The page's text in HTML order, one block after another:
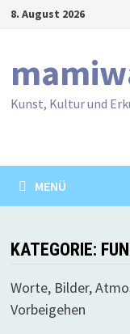
Zum8. August 2026
Kunst, Kultur und
MENÜ
KATEGORIE:
Worte, Bilder,
Vorbeigehen